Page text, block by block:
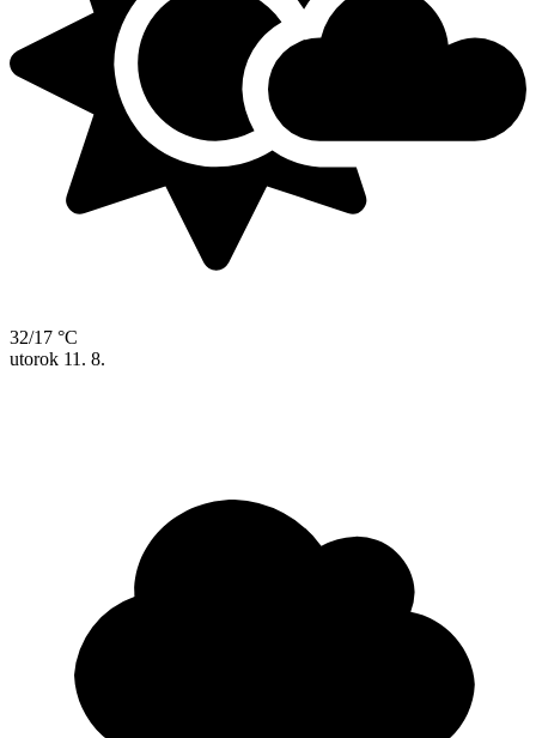
32/17 °C
utorok 11. 8.